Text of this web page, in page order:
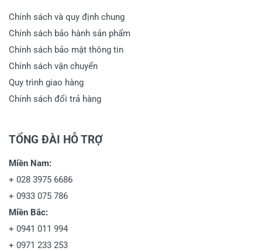
Chính sách và quy định chung
Chính sách bảo hành sản phẩm
Chính sách bảo mật thông tin
Chính sách vận chuyển
Quy trình giao hàng
Chính sách đổi trả hàng
TỔNG ĐÀI HỖ TRỢ
Miền Nam:
+ 028 3975 6686
+ 0933 075 786
Miền Bắc:
+ 0941 011 994
+ 0971 233 253